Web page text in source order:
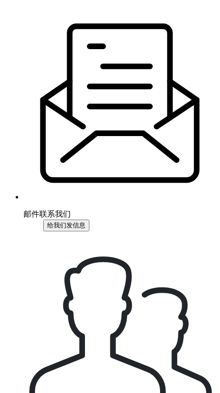
邮件联系我们
给我们发信息